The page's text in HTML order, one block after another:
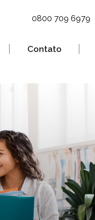
0800 709 6979
Contato